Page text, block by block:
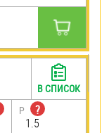
P
?
1.5
В СПИСОК